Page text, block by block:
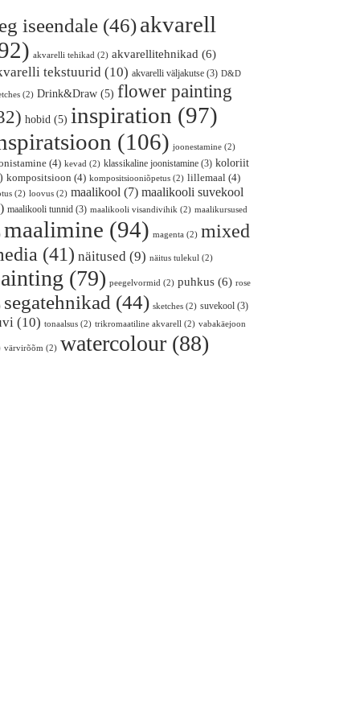
iseendale (46)akvarell
akvarelli tehikad (2) akvarellitehnikad (6)
tekstuurid (10) akvarelli väljakutse (3) D&D
(2) Drink&Draw (5) flower painting
hobid (5) inspiration (97)
(106) joonestamine (2)
(4) kevad (2) klassikaline joonistamine (3) koloriit
kompositsioon (4) kompositsiooniõpetus (2) lillemaal (4)
(2) loovus (2) maalikool (7) maalikooli suvekool
maalikooli tunnid (3) maalikooli visandivihik (2) maalikursused
maalimine (94) magenta (2) mixed
(41) näitused (9) näitus tulekul (2)
(79) peegelvormid (2) puhkus (6) rose
segatehnikad (44) sketches (2) suvekool (3)
(10) tonaalsus (2) trikromaatiline akvarell (2) vabakäejoon
värvirõõm (2) watercolour (88)